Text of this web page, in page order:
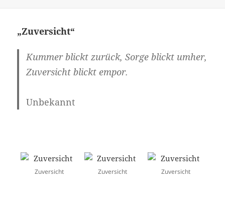
„Zuversicht“
Kummer blickt zurück, Sorge blickt umher,
Zuversicht blickt empor.
Unbekannt
Zuversicht Zuversicht Zuversicht